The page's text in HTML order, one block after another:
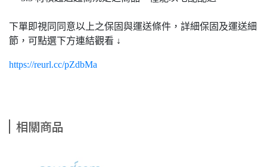
下單即視同同意以上之保固與運送條件，詳細保固及運送細
節，可點選下方連結觀看 ↓
https://reurl.cc/pZdbMa
相關商品